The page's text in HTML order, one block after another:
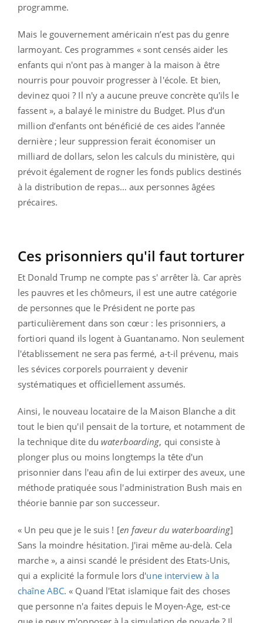
programme.
Mais le gouvernement américain n’est pas du genre
larmoyant. Ces programmes « sont censés aider les
enfants qui n'ont pas à manger à la maison à être
nourris pour pouvoir progresser à l'école. Et bien,
devinez quoi ? Il n'y a aucune preuve concrète qu'ils le
fassent », a balayé le ministre du Budget. Plus d’un
million d’enfants ont bénéficié de ces aides l’année
dernière ; leur suppression ferait économiser un
milliard de dollars, selon les calculs du ministère, qui
prévoit également de rogner les fonds publics destinés
à la distribution de repas… aux personnes âgées
précaires.
Ces prisonniers qu'il faut torturer
Et Donald Trump ne compte pas s' arrêter là. Car après
les pauvres et les chômeurs, il est une autre catégorie
de personnes que le Président ne porte pas
particulièrement dans son cœur : les prisonniers, a
fortiori quand ils logent à Guantanamo. Non seulement
l'établissement ne sera pas fermé, a-t-il prévenu, mais
les sévices corporels pourraient y devenir
systématiques et officiellement assumés.
Ainsi, le nouveau locataire de la Maison Blanche a dit
tout le bien qu'il pensait de la torture, et notamment de
la technique dite du waterboarding, qui consiste à
plonger plus ou moins longtemps la tête d'un
prisonnier dans l'eau afin de lui extirper des aveux, une
méthode pratiquée sous l'administration Bush mais en
théorie bannie par son successeur.
« Un peu que je le suis ! [en faveur du waterboarding]
Sans la moindre hésitation. J'irai même au-delà. Cela
marche », a ainsi scandé le président des Etats-Unis,
qui a explicité la formule lors d'une interview à la
chaîne ABC. « Quand l'Etat islamique fait des choses
que personne n'a faites depuis le Moyen-Age, est-ce